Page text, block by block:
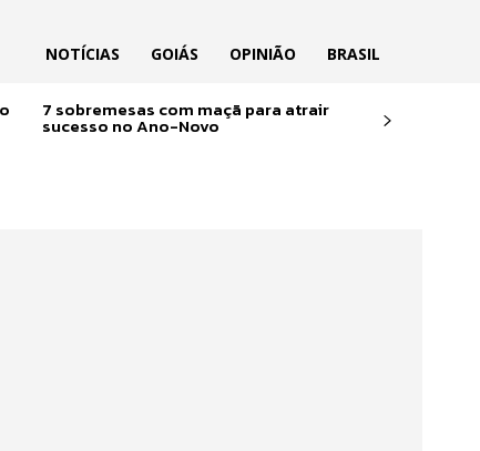
NOTÍCIAS GOIÁS OPINIÃO BRASIL
7 sobremesas com maçã para atrair
sucesso no Ano-Novo